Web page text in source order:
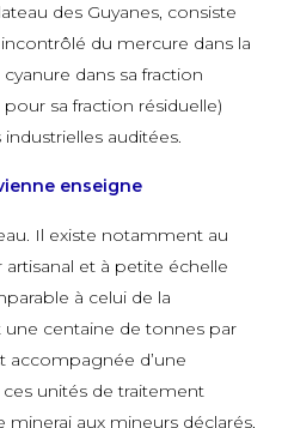
des Guyanes, consiste
du mercure dans la
dans sa fraction
sa fraction résiduelle)
industrielles auditées.
enseigne
Il existe notamment au
artisanal et à petite échelle
à celui de la
centaine de tonnes par
accompagnée d’une
ces unités de traitement
minerai aux mineurs déclarés,